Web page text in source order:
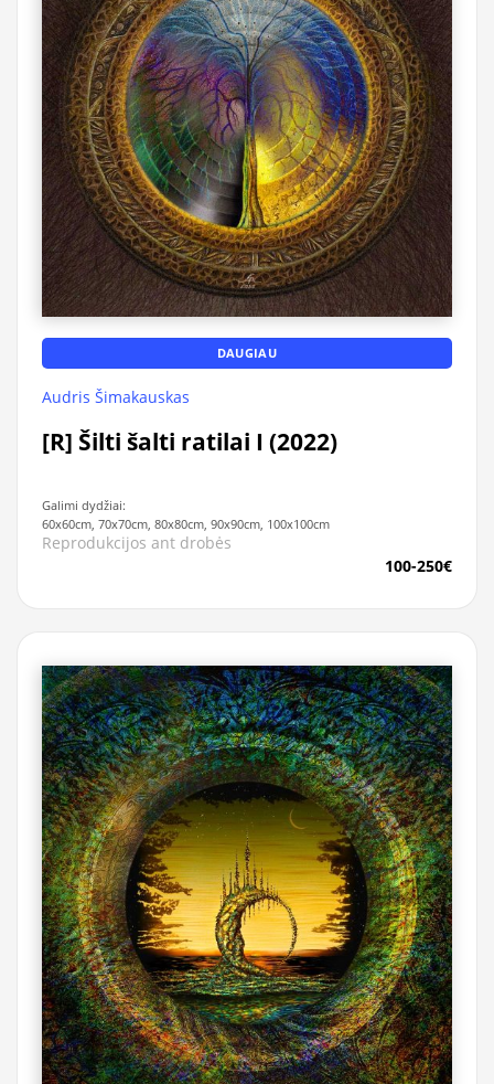
DAUGIAU
Audris Šimakauskas
[R] Šilti šalti ratilai I (2022)
Galimi dydžiai:
60x60cm, 70x70cm, 80x80cm, 90x90cm, 100x100cm
Reprodukcijos ant drobės
100-250€